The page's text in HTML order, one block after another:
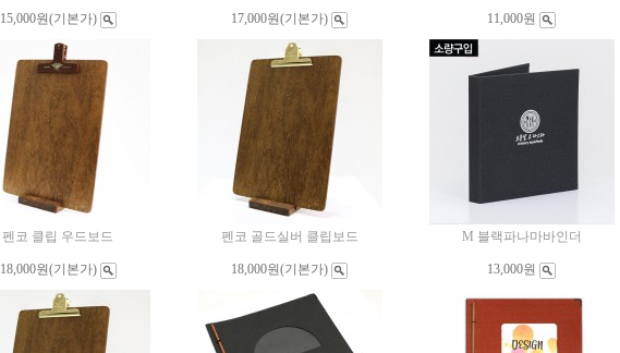
15,000원(기본가) 17,000원(기본가) 11,000원
펜코 클립 우드보드
18,000원(기본가)
펜코 골드실버 클립보드
18,000원(기본가)
M 블랙파나마바인더
13,000원